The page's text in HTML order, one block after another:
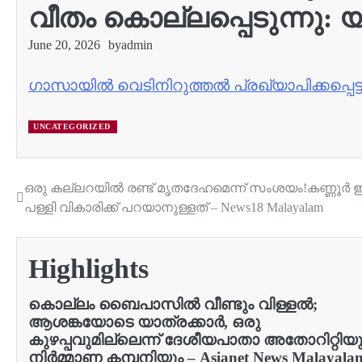
വീതം കൊല്ലപ്പെടുന്നു:
June 20, 2026 byadmin
ഗാസായിൽ വെടിനിറുത്തൽ
UNCATEGORIZED
Post
navigation
ഒരു കല്ലറയിൽ രണ്ട് മൃതദേഹമെന്ന് സംശയം!കണ്ണൂർ
പള്ളി വികാരിക്ക് പറയാനുള്ളത് – News18 Malayalam
Highlights
കൊല്ലം ബൈപാസിൽ വീണ്ടും വിള്ളൽ;
ആശങ്കയോടെ യാത്രക്കാർ, ഒരു
കുഴപ്പവുമില്ലെന്ന് ദേശീയപാതാ
നിർമ്മാണ കമ്പനിയും – Asianet News